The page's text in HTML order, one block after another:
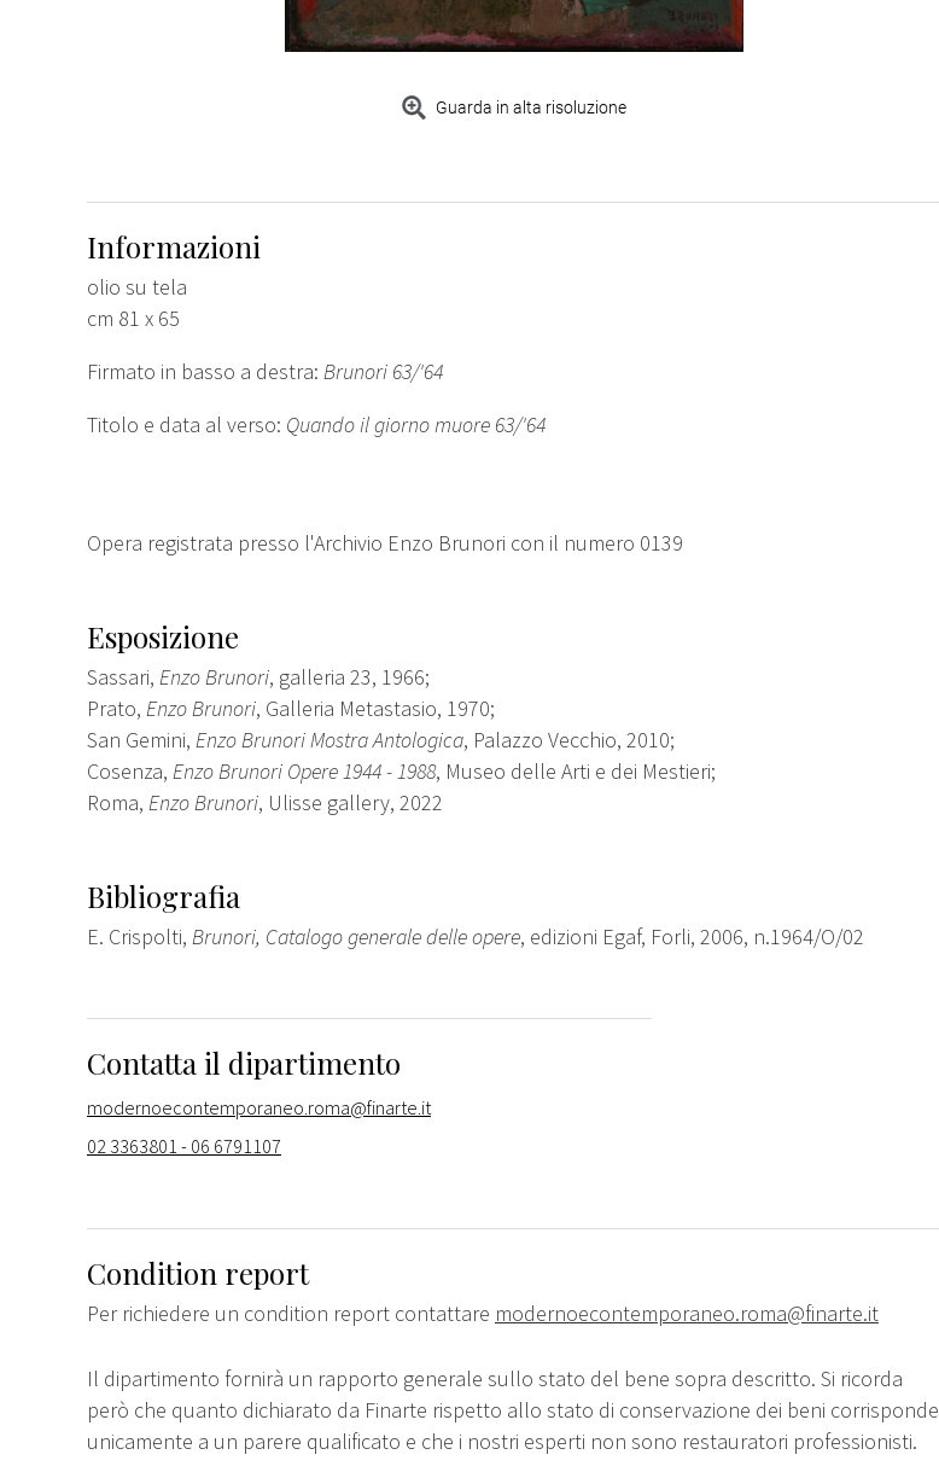
Guarda in alta risoluzione
Informazioni
olio su tela
cm 81 x 65
Firmato in basso a destra: Brunori 63/'64
Titolo e data al verso: Quando il giorno muore 63/'64
Opera registrata presso l'Archivio Enzo Brunori con il numero 0139
Esposizione
Sassari, Enzo Brunori, galleria 23, 1966;
Prato, Enzo Brunori, Galleria Metastasio, 1970;
San Gemini, Enzo Brunori Mostra Antologica, Palazzo Vecchio, 2010;
Cosenza, Enzo Brunori Opere 1944 - 1988, Museo delle Arti e dei Mestieri;
Roma, Enzo Brunori, Ulisse gallery, 2022
Bibliografia
E. Crispolti, Brunori, Catalogo generale delle opere, edizioni Egaf, Forli, 2006, n.1964/O/02
Contatta il dipartimento
modernoecontemporaneo.roma@finarte.it
02 3363801 - 06 6791107
Condition report
Per richiedere un condition report contattare modernoecontemporaneo.roma@finarte.it
Il dipartimento fornirà un rapporto generale sullo stato del bene sopra descritto. Si ricorda
però che quanto dichiarato da Finarte rispetto allo stato di conservazione dei beni corrisponde
unicamente a un parere qualificato e che i nostri esperti non sono restauratori professionisti.